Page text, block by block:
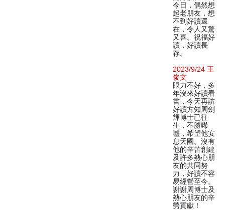
今日，偶然想
起老朋友，想
不到好讀還
在，令人又驚
又喜。祝福好
讀，好讀長
存。
2023/9/24 王
俊文
眼力不好，多
年沒來好讀看
書，今天再訪
好讀方知周劍
輝博士已往
生，不勝唏
噓，希望他安
息天國。沒有
他的辛苦創建
及許多熱心朋
友的共同努
力，好讀不容
易經營至今。
謝謝周博士及
熱心朋友的辛
勞貢獻！